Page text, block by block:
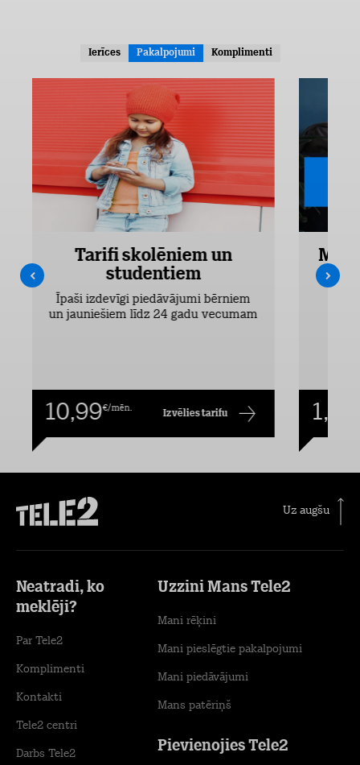
Ierīces Pakalpojumi Komplimenti
Tarifi skolēniem un
studentiem
Īpaši izdevīgi piedāvājumi bērniem
un jauniešiem līdz 24 gadu vecumam
10,99€/mēn. Izvēlies tarifu 1,00
Uz augšu
Neatradi, ko
meklēji?
Par Tele2
Komplimenti
Kontakti
Tele2 centri
Darbs Tele2
Uzzini Mans Tele2
Mani rēķini
Mani pieslēgtie pakalpojumi
Mani piedāvājumi
Mans patēriņš
Pievienojies Tele2